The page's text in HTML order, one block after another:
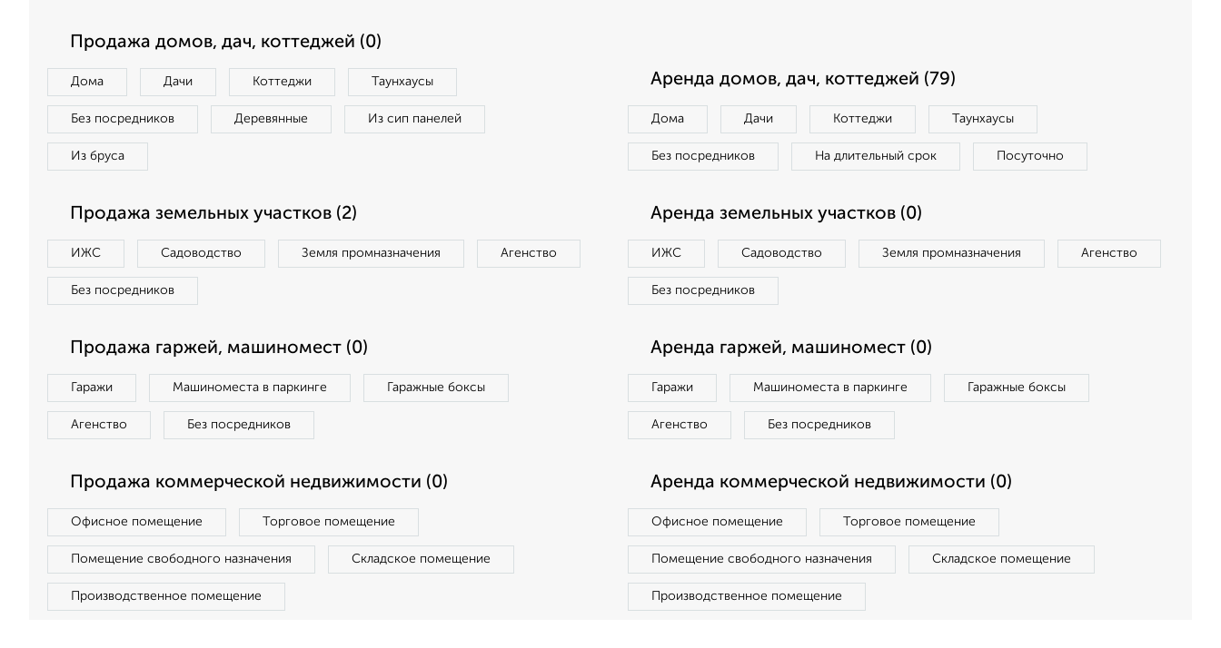
Продажа домов, дач, коттеджей (0)
Дома Дачи Коттеджи Таунхаусы
Без посредников Деревянные Из сип панелей
Из бруса
Аренда домов, дач, коттеджей (79)
Дома Дачи Коттеджи Таунхаусы
Без посредников На длительный срок Посуточно
Продажа земельных участков (2)
ИЖС Садоводство Земля промназначения Агенство
Без посредников
Аренда земельных участков (0)
ИЖС Садоводство Земля промназначения Агенство
Без посредников
Продажа гаржей, машиномест (0)
Гаражи Машиноместа в паркинге Гаражные боксы
Агенство Без посредников
Аренда гаржей, машиномест (0)
Гаражи Машиноместа в паркинге Гаражные боксы
Агенство Без посредников
Продажа коммерческой недвижимости (0)
Офисное помещение Торговое помещение
Помещение свободного назначения Складское помещение
Производственное помещение
Аренда коммерческой недвижимости (0)
Офисное помещение Торговое помещение
Помещение свободного назначения Складское помещение
Производственное помещение